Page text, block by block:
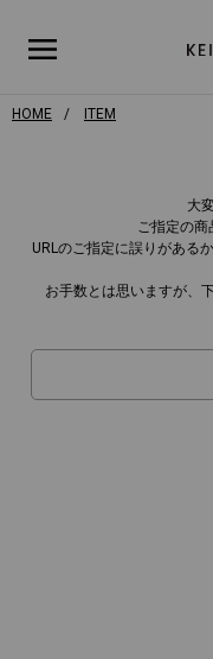
HOME ITEM
大
ご指定の商
URLのご指定に誤りがある
お手数とは思いますが、